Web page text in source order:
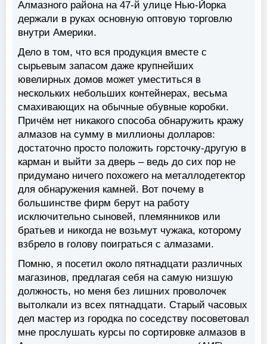
Алмазного района на 47-й улице Нью-Йорка
держали в руках основную оптовую торговлю
внутри Америки.
Дело в том, что вся продукция вместе с
сырьевым запасом даже крупнейших
ювелирных домов может уместиться в
нескольких небольших контейнерах, весьма
смахивающих на обычные обувные коробки.
Причём нет никакого способа обнаружить кражу
алмазов на сумму в миллионы долларов:
достаточно просто положить горсточку-другую в
карман и выйти за дверь – ведь до сих пор не
придумано ничего похожего на металлодетектор
для обнаружения камней. Вот почему в
большинстве фирм берут на работу
исключительно сыновей, племянников или
братьев и никогда не возьмут чужака, которому
взбрело в голову поиграться с алмазами.
Помню, я посетил около пятнадцати различных
магазинов, предлагая себя на самую низшую
должность, но меня без лишних проволочек
вытолкали из всех пятнадцати. Старый часовых
дел мастер из городка по соседству посоветовал
мне прослушать курсы по сортировке алмазов в